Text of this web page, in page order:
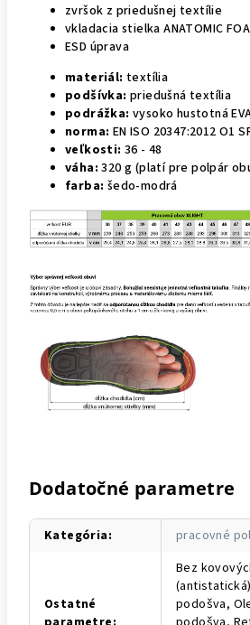
zvršok z priedušnej textílie
vkladacia stielka ANATOMIC
ESD úprava
materiál: textília
podšívka: priedušná textília
podrážka: vysoko hustotná
norma: EN ISO 20347:2012 O1
veľkosti: 36 - 48
váha: 320 g (platí pre polpár
farba: šedo-modrá
Dodatočné parametre
Kategória: pracovné
Ostatné
Bez
podošva,